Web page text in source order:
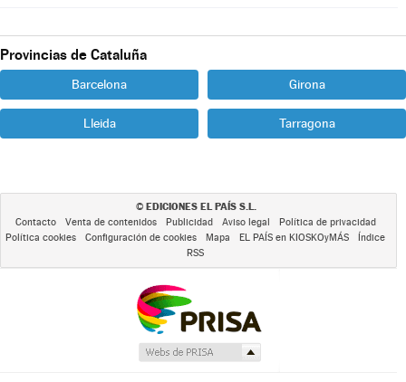
Provincias de Cataluña
Barcelona Girona
Lleida Tarragona
© EDICIONES EL PAÍS S.L.
Contacto Venta de contenidos Publicidad Aviso legal
Política de privacidad
Política cookies
Configuración de cookies Mapa EL PAÍS en KIOSKOyMÁS
Índice
RSS